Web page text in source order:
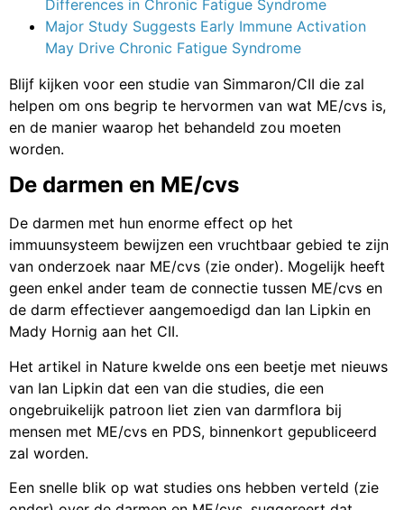
Differences in Chronic Fatigue Syndrome
Major Study Suggests Early Immune Activation
May Drive Chronic Fatigue Syndrome
Blijf kijken voor een studie van Simmaron/CII die zal
helpen om ons begrip te hervormen van wat ME/cvs is,
en de manier waarop het behandeld zou moeten
worden.
De darmen en ME/cvs
De darmen met hun enorme effect op het
immuunsysteem bewijzen een vruchtbaar gebied te zijn
van onderzoek naar ME/cvs (zie onder). Mogelijk heeft
geen enkel ander team de connectie tussen ME/cvs en
de darm effectiever aangemoedigd dan Ian Lipkin en
Mady Hornig aan het CII.
Het artikel in Nature kwelde ons een beetje met nieuws
van Ian Lipkin dat een van die studies, die een
ongebruikelijk patroon liet zien van darmflora bij
mensen met ME/cvs en PDS, binnenkort gepubliceerd
zal worden.
Een snelle blik op wat studies ons hebben verteld (zie